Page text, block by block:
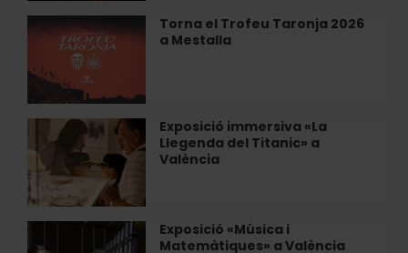
llac
cignes».
Alegal
de
València
Torna el Trofeu Taronja 2026
a Mestalla
Torna
Trofeu
Taronja
2026
a
Mestalla
Exposició immersiva «La
Llegenda del Titanic» a
València
Exposició
immersiva
«La
Llegenda
del
Titanic»
Exposició «Música i
Matemàtiques» a València
Exposició